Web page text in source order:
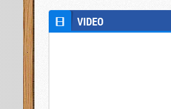
VIDEO